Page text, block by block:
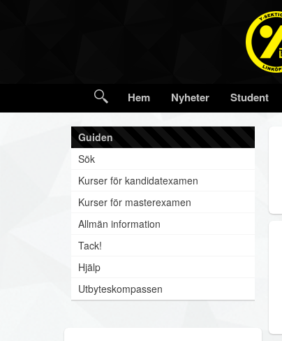
Hem Nyheter Student
Guiden
Sök
Kurser för kandidatexamen
Kurser för masterexamen
Allmän information
Tack!
Hjälp
Utbyteskompassen